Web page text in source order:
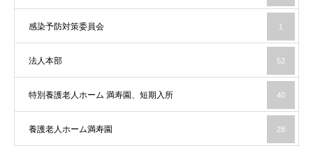
感染予防対策委員会 1
法人本部 52
特別養護老人ホーム 満寿園、短期入所 40
養護老人ホーム満寿園 28